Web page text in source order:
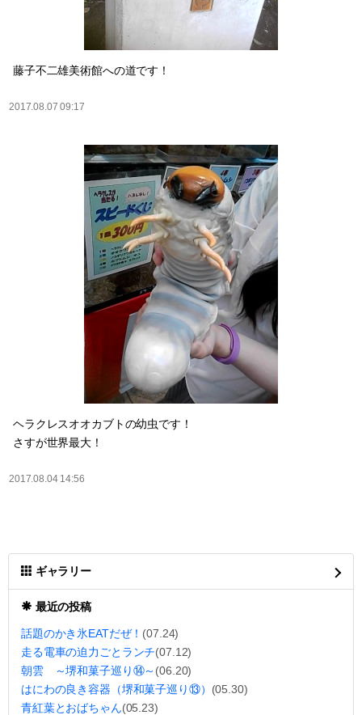
藤子不二雄美術館への道です！
2017.08.07 09:17
ヘラクレスオオカブトの幼虫です！
さすが世界最大！
2017.08.04 14:56
ギャラリー
最近の投稿
話題のかき氷EATだぜ！ (07.24)
走る電車の迫力ごとランチ(07.12)
朝雲 ～堺和菓子巡り⑭～ (06.20)
はにわの良き容器（堺和菓子巡り⑬） (05.30)
青紅葉とおばちゃん(05.23)